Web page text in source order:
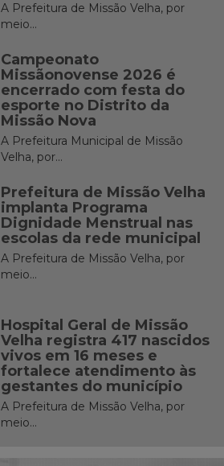
A Prefeitura de Missão Velha, por
meio...
Campeonato
Missãonovense 2026 é
encerrado com festa do
esporte no Distrito da
Missão Nova
A Prefeitura Municipal de Missão
Velha, por...
Prefeitura de Missão Velha
implanta Programa
Dignidade Menstrual nas
escolas da rede municipal
A Prefeitura de Missão Velha, por
meio...
Hospital Geral de Missão
Velha registra 417 nascidos
vivos em 16 meses e
fortalece atendimento às
gestantes do município
A Prefeitura de Missão Velha, por
meio...